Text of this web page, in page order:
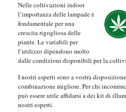
Nelle coltivazioni indoor
l’importanza delle lampade è
fondamentale per una
crescita rigogliosa delle
piante. Le variabili per
l’utilizzo dipendono molto
dalle condizioni disponibili per la
I nostri esperti sono a vostra
combinazione migliore. Per chi
può essere utile affidarsi a dei kit di
nostri esperti.